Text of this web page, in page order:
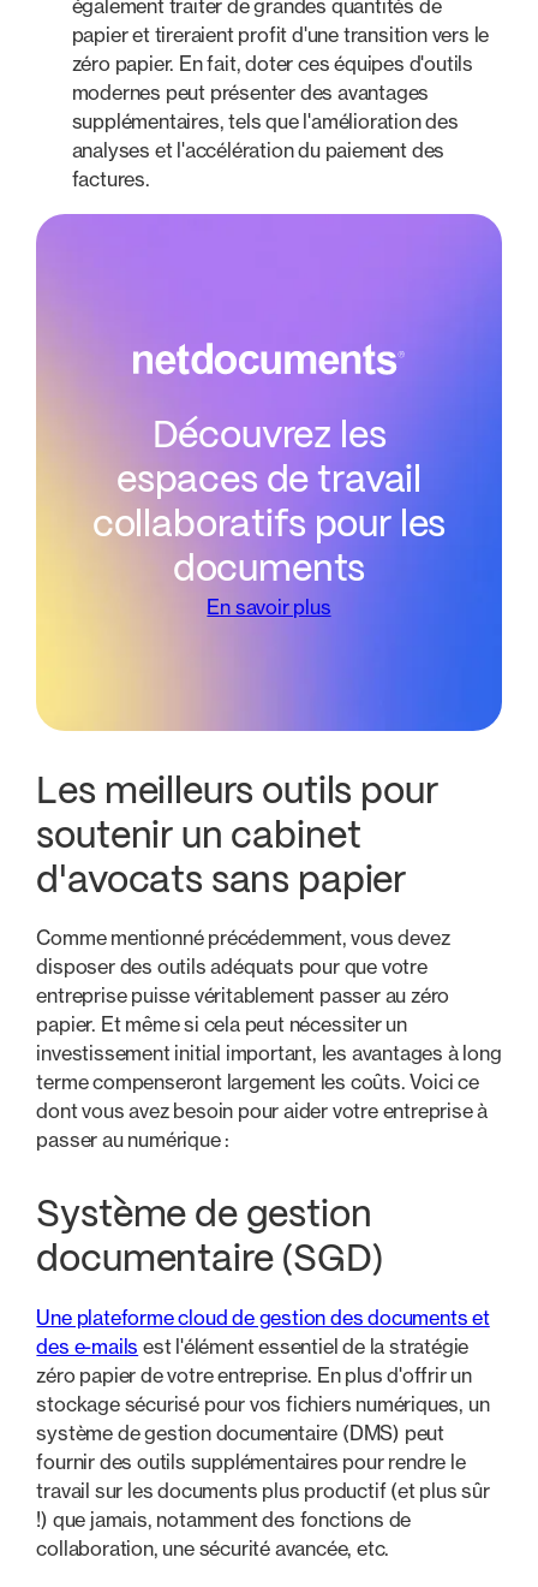
également traiter de grandes quantités de
papier et tireraient profit d'une transition vers le
zéro papier. En fait, doter ces équipes d'outils
modernes peut présenter des avantages
supplémentaires, tels que l'amélioration des
analyses et l'accélération du paiement des
factures.
Découvrez les
espaces de travail
collaboratifs pour les
documents
En savoir plus
Les meilleurs outils pour
soutenir un cabinet
d'avocats sans papier
Comme mentionné précédemment, vous devez
disposer des outils adéquats pour que votre
entreprise puisse véritablement passer au zéro
papier. Et même si cela peut nécessiter un
investissement initial important, les avantages à long
terme compenseront largement les coûts. Voici ce
dont vous avez besoin pour aider votre entreprise à
passer au numérique :
Système de gestion
documentaire (SGD)
Une plateforme cloud de gestion des documents et
des e-mails est l'élément essentiel de la stratégie
zéro papier de votre entreprise. En plus d'offrir un
stockage sécurisé pour vos fichiers numériques, un
système de gestion documentaire (DMS) peut
fournir des outils supplémentaires pour rendre le
travail sur les documents plus productif (et plus sûr
!) que jamais, notamment des fonctions de
collaboration, une sécurité avancée, etc.